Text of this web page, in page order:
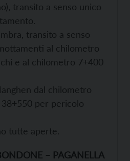
transito a senso unico
transito a senso
al chilometro
e al chilometro 7+400
dal chilometro
per pericolo
tutte aperte.
– PAGANELLA